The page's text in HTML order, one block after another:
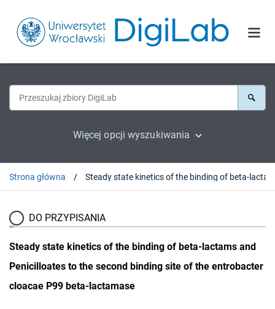
Więcej opcji wyszukiwania
Strona główna
DO PRZYPISANIA
Steady state kinetics of the binding of beta-lactams and
Penicilloates to the second binding site of the entrobacter
cloacae P99 beta-lactamase